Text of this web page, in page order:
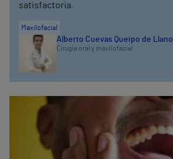
satisfactoria.
Maxilofacial
Alberto Cuevas Queipo de Llano
Cirugía oral y maxilofacial